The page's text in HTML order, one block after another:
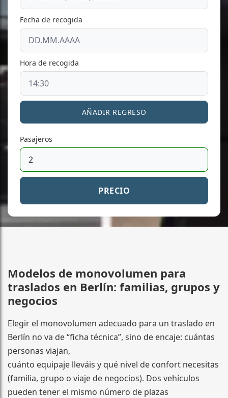
Fecha de recogida
Hora de recogida
AÑADIR REGRESO
Pasajeros
PRECIO
Modelos de monovolumen para
traslados en Berlín: familias, grupos y
negocios
Elegir el monovolumen adecuado para un traslado en
Berlín no va de “ficha técnica”, sino de encaje: cuántas
personas viajan,
cuánto equipaje lleváis y qué nivel de confort necesitas
(familia, grupo o viaje de negocios). Dos vehículos
pueden tener el mismo número de plazas